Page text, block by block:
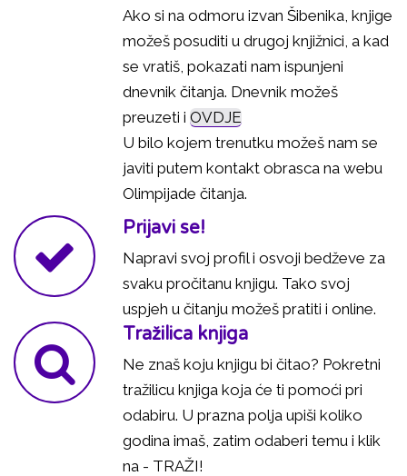
Ako si na odmoru izvan Šibenika, knjige
možeš posuditi u drugoj knjižnici, a kad
se vratiš, pokazati nam ispunjeni
dnevnik čitanja. Dnevnik možeš
preuzeti i OVDJE
U bilo kojem trenutku možeš nam se
javiti putem kontakt obrasca na webu
Olimpijade čitanja.
Prijavi se!
Napravi svoj profil i osvoji bedževe za
svaku pročitanu knjigu. Tako svoj
uspjeh u čitanju možeš pratiti i online.
Tražilica knjiga
Ne znaš koju knjigu bi čitao? Pokretni
tražilicu knjiga koja će ti pomoći pri
odabiru. U prazna polja upiši koliko
godina imaš, zatim odaberi temu i klik
na - TRAŽI!